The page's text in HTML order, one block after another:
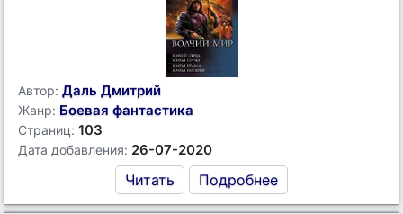
Автор: Даль Дмитрий
Жанр: Боевая фантастика
Страниц: 103
Дата добавления: 26-07-2020
Читать Подробнее